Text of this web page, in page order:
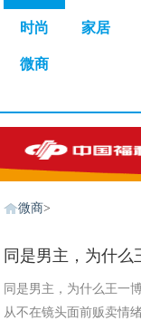
时尚 家居
微商
贵
>
微商
同是男主，为什么
同是男主，为什么王一
从不在镜头面前贩卖情